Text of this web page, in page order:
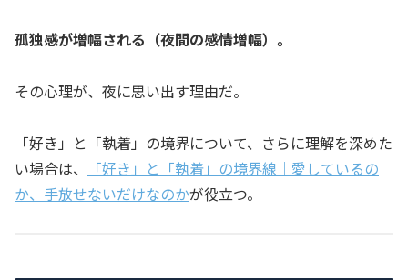
孤独感が増幅される（夜間の感情増幅）。
その心理が、夜に思い出す理由だ。
「好き」と「執着」の境界について、さらに理解を深めた
い場合は、
「好き」と「執着」の境界線｜愛しているの
か、手放せないだけなのかが役立つ。